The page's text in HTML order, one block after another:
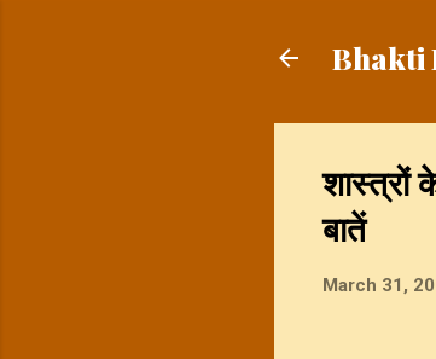
Bhakti
शास्त्रों
बातें
March 31,